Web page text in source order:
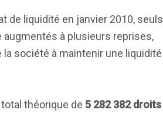
de liquidité en janvier 2010, seuls
à plusieurs reprises,
société à maintenir une liquidité
théorique de 5 282 382 droits